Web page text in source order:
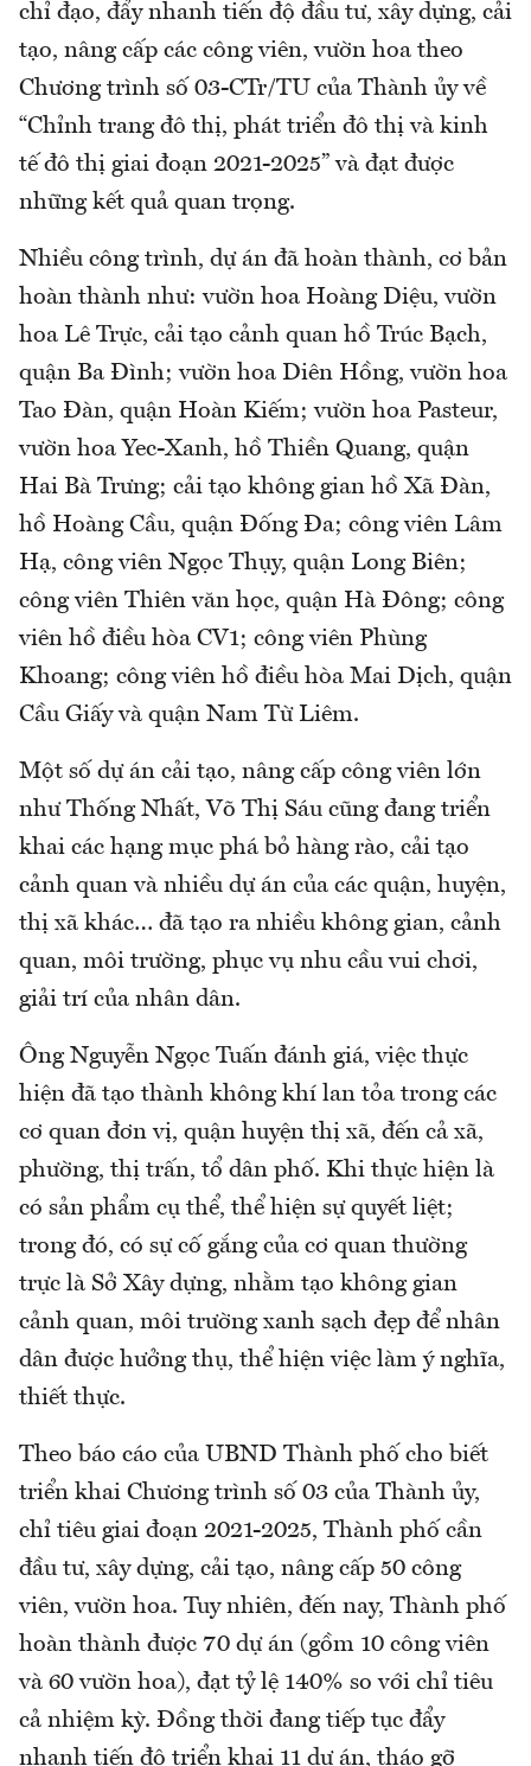
chỉ đạo, đẩy nhanh tiến độ đầu tư, xây dựng, cải
tạo, nâng cấp các công viên, vườn hoa theo
Chương trình số 03-CTr/TU của Thành ủy về
“Chỉnh trang đô thị, phát triển đô thị và kinh
tế đô thị giai đoạn 2021-2025” và đạt được
những kết quả quan trọng.
Nhiều công trình, dự án đã hoàn thành, cơ bản
hoàn thành như: vườn hoa Hoàng Diệu, vườn
hoa Lê Trực, cải tạo cảnh quan hồ Trúc Bạch,
quận Ba Đình; vườn hoa Diên Hồng, vườn hoa
Tao Đàn, quận Hoàn Kiếm; vườn hoa Pasteur,
vườn hoa Yec-Xanh, hồ Thiền Quang, quận
Hai Bà Trưng; cải tạo không gian hồ Xã Đàn,
hồ Hoàng Cầu, quận Đống Đa; công viên Lâm
Hạ, công viên Ngọc Thụy, quận Long Biên;
công viên Thiên văn học, quận Hà Đông; công
viên hồ điều hòa CV1; công viên Phùng
Khoang; công viên hồ điều hòa Mai Dịch, quận
Cầu Giấy và quận Nam Từ Liêm.
Một số dự án cải tạo, nâng cấp công viên lớn
như Thống Nhất, Võ Thị Sáu cũng đang triển
khai các hạng mục phá bỏ hàng rào, cải tạo
cảnh quan và nhiều dự án của các quận, huyện,
thị xã khác… đã tạo ra nhiều không gian, cảnh
quan, môi trường, phục vụ nhu cầu vui chơi,
giải trí của nhân dân.
Ông Nguyễn Ngọc Tuấn đánh giá, việc thực
hiện đã tạo thành không khí lan tỏa trong các
cơ quan đơn vị, quận huyện thị xã, đến cả xã,
phường, thị trấn, tổ dân phố. Khi thực hiện là
có sản phẩm cụ thể, thể hiện sự quyết liệt;
trong đó, có sự cố gắng của cơ quan thường
trực là Sở Xây dựng, nhằm tạo không gian
cảnh quan, môi trường xanh sạch đẹp để nhân
dân được hưởng thụ, thể hiện việc làm ý nghĩa,
thiết thực.
Theo báo cáo của UBND Thành phố cho biết
triển khai Chương trình số 03 của Thành ủy,
chỉ tiêu giai đoạn 2021-2025, Thành phố cần
đầu tư, xây dựng, cải tạo, nâng cấp 50 công
viên, vườn hoa. Tuy nhiên, đến nay, Thành phố
hoàn thành được 70 dự án (gồm 10 công viên
và 60 vườn hoa), đạt tỷ lệ 140% so với chỉ tiêu
cả nhiệm kỳ. Đồng thời đang tiếp tục đẩy
nhanh tiến độ triển khai 11 dự án, tháo gỡ